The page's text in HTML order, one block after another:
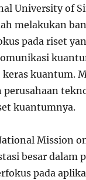
University of
melakukan
pada riset
kuantum.
kuantumnya.
Mission
besar dalam
pada